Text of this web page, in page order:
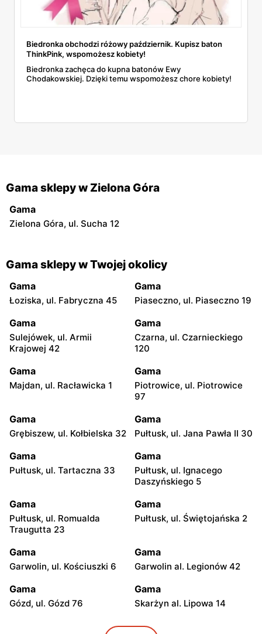
Biedronka obchodzi różowy październik. Kupisz baton
ThinkPink, wspomożesz kobiety!
Biedronka zachęca do kupna batonów Ewy
Chodakowskiej. Dzięki temu wspomożesz chore kobiety!
Gama sklepy w Zielona Góra
Gama
Zielona Góra, ul. Sucha 12
Gama sklepy w Twojej okolicy
Gama
Łoziska, ul. Fabryczna 45
Gama
Piaseczno, ul. Piaseczno 19
Gama
Sulejówek, ul. Armii
Krajowej 42
Gama
Czarna, ul. Czarnieckiego
120
Gama
Majdan, ul. Racławicka 1
Gama
Piotrowice, ul. Piotrowice
97
Gama
Grębiszew, ul. Kołbielska 32
Gama
Pułtusk, ul. Jana Pawła II 30
Gama
Pułtusk, ul. Tartaczna 33
Gama
Pułtusk, ul. Ignacego
Daszyńskiego 5
Gama
Pułtusk, ul. Romualda
Traugutta 23
Gama
Pułtusk, ul. Świętojańska 2
Gama
Garwolin, ul. Kościuszki 6
Gama
Garwolin al. Legionów 42
Gama
Gózd, ul. Gózd 76
Gama
Skarżyn al. Lipowa 14
Gama